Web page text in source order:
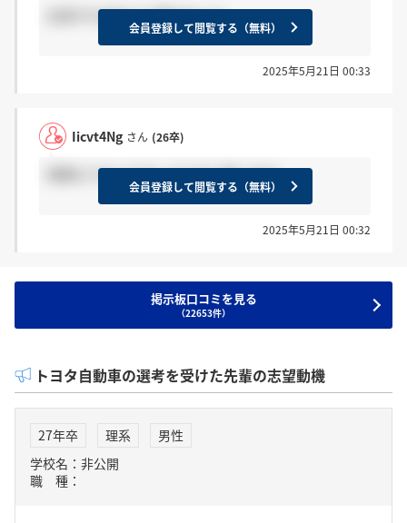
志望すれば叶うと聞きました。
会員登録して閲覧する（無料）
2025年5月21日 00:33
Iicvt4Ng さん (26卒)
規模もでかいですしそうだと思います。
会員登録して閲覧する（無料）
2025年5月21日 00:32
掲示板口コミを見る
（22653件）
トヨタ自動車の選考を受けた先輩の志望動機
27年卒 理系
男性
学校名：非公開
職 種：